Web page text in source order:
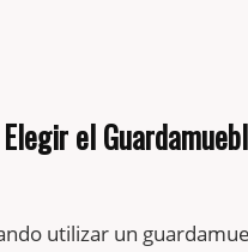
el
utilizar un